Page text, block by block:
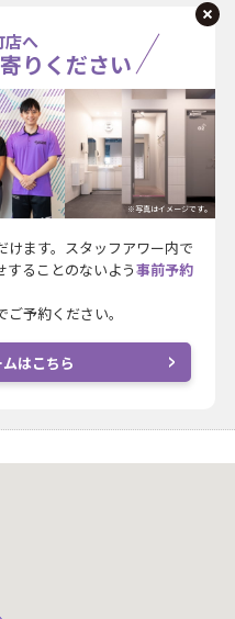
店へ
りください
※写真はイメージです。
けます。スタッフアワー内で
することのないよう事前予約
予約ください。
はこちら